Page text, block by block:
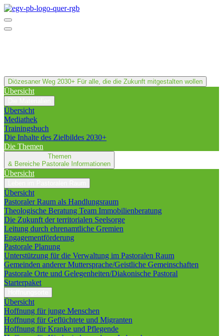
Diözesaner Weg 2030+ Für alle, die die Zukunft mitgestalten wollen
Übersicht
Übersicht
Mediathek
Trainingsbuch
Die Inhalte des Zielbildes 2030+
Die Themen
Themen
& Bereiche Pastorale Informationen
Übersicht
Übersicht
Pastoraler Raum als Handlungsraum
Theologische Beratung Team Immobilienberatung
Die Zukunft der territorialen Seelsorge
Leitung durch ehrenamtliche Gremien
Engagementförderung
Pastorale Planung
Unterstützung für die Verwaltung im Pastoralen Raum
Gemeinden anderer Muttersprache/Geistliche Gemeinschaften
Pastorale Orte und Gelegenheiten/Diakonische Pastoral
Starterpaket
Übersicht
Hoffnung für junge Menschen
Hoffnung für Geflüchtete und Migranten
Hoffnung für Kranke und Pflegende